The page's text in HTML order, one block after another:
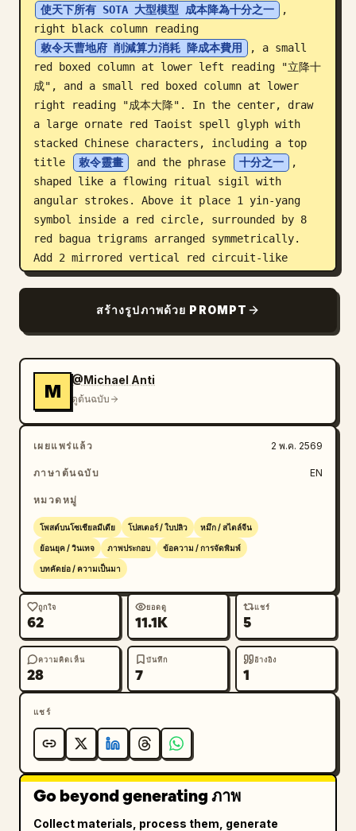
使天下所有 SOTA 大型模型 成本降為十分之一
,
right black column reading
敕令天曹地府 削減算力消耗 降成本費用
, a small
red boxed column at lower left reading "立降十
成", and a small red boxed column at lower
right reading "成本大降". In the center, draw
a large ornate red Taoist spell glyph with
stacked Chinese characters, including a top
title
敕令靈畫 and the phrase 十分之一
,
shaped like a flowing ritual sigil with
angular strokes. Above it place 1 yin-yang
symbol inside a red circle, surrounded by 8
red bagua trigrams arranged symmetrically.
Add 2 mirrored vertical red circuit-like
ritual lines flanking the central glyph, each
computing hybrid feeling. At the bottom
center add 1 red square seal stamp containing
敕妙降本符
, and beneath it 1 small trigram
mark. Decorate the four corners with 4 red
flame-cloud ornaments and add fine red
ornamental curls near the bottom corners. The
composition should resemble an authentic
Daoist paper charm redesigned as a humorous
models, cleanly photographed or scanned, flat
2D, high resolution, no perspective
distortion.
สร้างรูปภาพด้วย PROMPT
M
@Michael Anti
ดูต้นฉบับ
เผยแพร่แล้ว 2 พ.ค. 2569
ภาษาต้นฉบับ EN
หมวดหมู่
โพสต์บนโซเชียลมีเดีย โปสเตอร์ / ใบปลิว หมึก / สไตล์จีน
ย้อนยุค / วินเทจ ภาพประกอบ ข้อความ / การจัดพิมพ์
บทคัดย่อ / ความเป็นมา
ถูกใจ
62
ยอดดู
11.1K
แชร์
5
ความคิดเห็น
28
บันทึก
7
อ้างอิง
1
แชร์
Go beyond generating ภาพ
Collect materials, process them, generate